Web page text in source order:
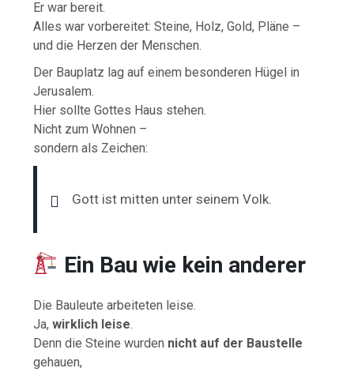
Er war bereit.
Alles war vorbereitet: Steine, Holz, Gold, Pläne –
und die Herzen der Menschen.
Der Bauplatz lag auf einem besonderen Hügel in
Jerusalem.
Hier sollte Gottes Haus stehen.
Nicht zum Wohnen –
sondern als Zeichen:
Gott ist mitten unter seinem Volk.
Ein Bau wie kein anderer
Die Bauleute arbeiteten leise.
Ja,wirklich leise.
Denn die Steine wurden nicht auf der Baustelle
gehauen,